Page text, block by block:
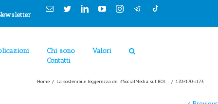
EmailTwitterLinkedinYouTubeInstagram
Chi sono
Contatti
Valori
Home / La sostenibile leggerezza dei #SocialMedia sul ROI... / 170×170-ct73
Cookies Policy